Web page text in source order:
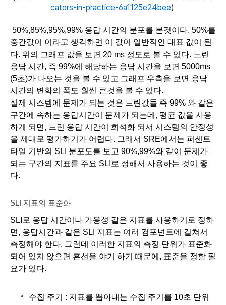
cators-in-practice-6a1125e24bee)
중간값이 이라고 생각하면 이 값이 일반적인 대표 값이 된
다. 위의 그래프 값을 보면 20 ms 정도로 볼 수 있다. 느린
응답 시간, 즉 99%에 해당하는 응답 시간을 보면 5000ms
(5초)가 나오는 것을 볼 수 있고 그래프 우측을 보면 응답
시간의 변화의 폭도 훨씬 큰것을 볼 수 있다.
실제 시스템에 문제가 되는 것은 느린값들 즉 99% 와 같은
구간에 속하는 응답시간이 문제가 되는데, 평균 값을 사용
하게 되면, 느린 응답 시간이 희석화 되서 시스템의 안정성
을 제대로 평가하기가 어렵다. 그래서 SRE에서는 퍼센트
타일 기반의 SLI 분포도를 보고 90%,99%와 같이 문제가
되는 구간의 지표를 주요 SLI로 정해서 사용하는 것이 좋
다.
SLI 지표의 표준화
SLI로 응답 시간이나 가용성 같은 지표를 사용하기로 정하
면, 응답시간과 같은 SLI 지표는 여러 컴포넌트에 걸쳐서
측정해야 한다. 그런데 이러한 지표의 측정 단위가 표준화
되어 있지 않으면 혼선을 야기 하기 때문에, 표준을 정할 필
요가 있다.
수집 주기 : 지표를 뽑아내는 수집 주기를 10초 단위